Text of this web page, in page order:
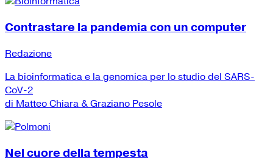
Contrastare la pandemia con un computer
Redazione
La bioinformatica e la genomica per lo studio del SARS-
CoV-2
di Matteo Chiara & Graziano Pesole
Nel cuore della tempesta